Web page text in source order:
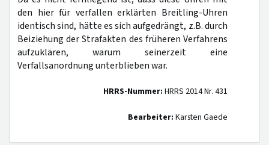
den hier für verfallen erklärten Breitling-Uhren
identisch sind, hätte es sich aufgedrängt, z.B. durch
Beiziehung der Strafakten des früheren Verfahrens
aufzuklären, warum seinerzeit eine
Verfallsanordnung unterblieben war.
HRRS-Nummer: HRRS 2014 Nr. 431
Bearbeiter: Karsten Gaede